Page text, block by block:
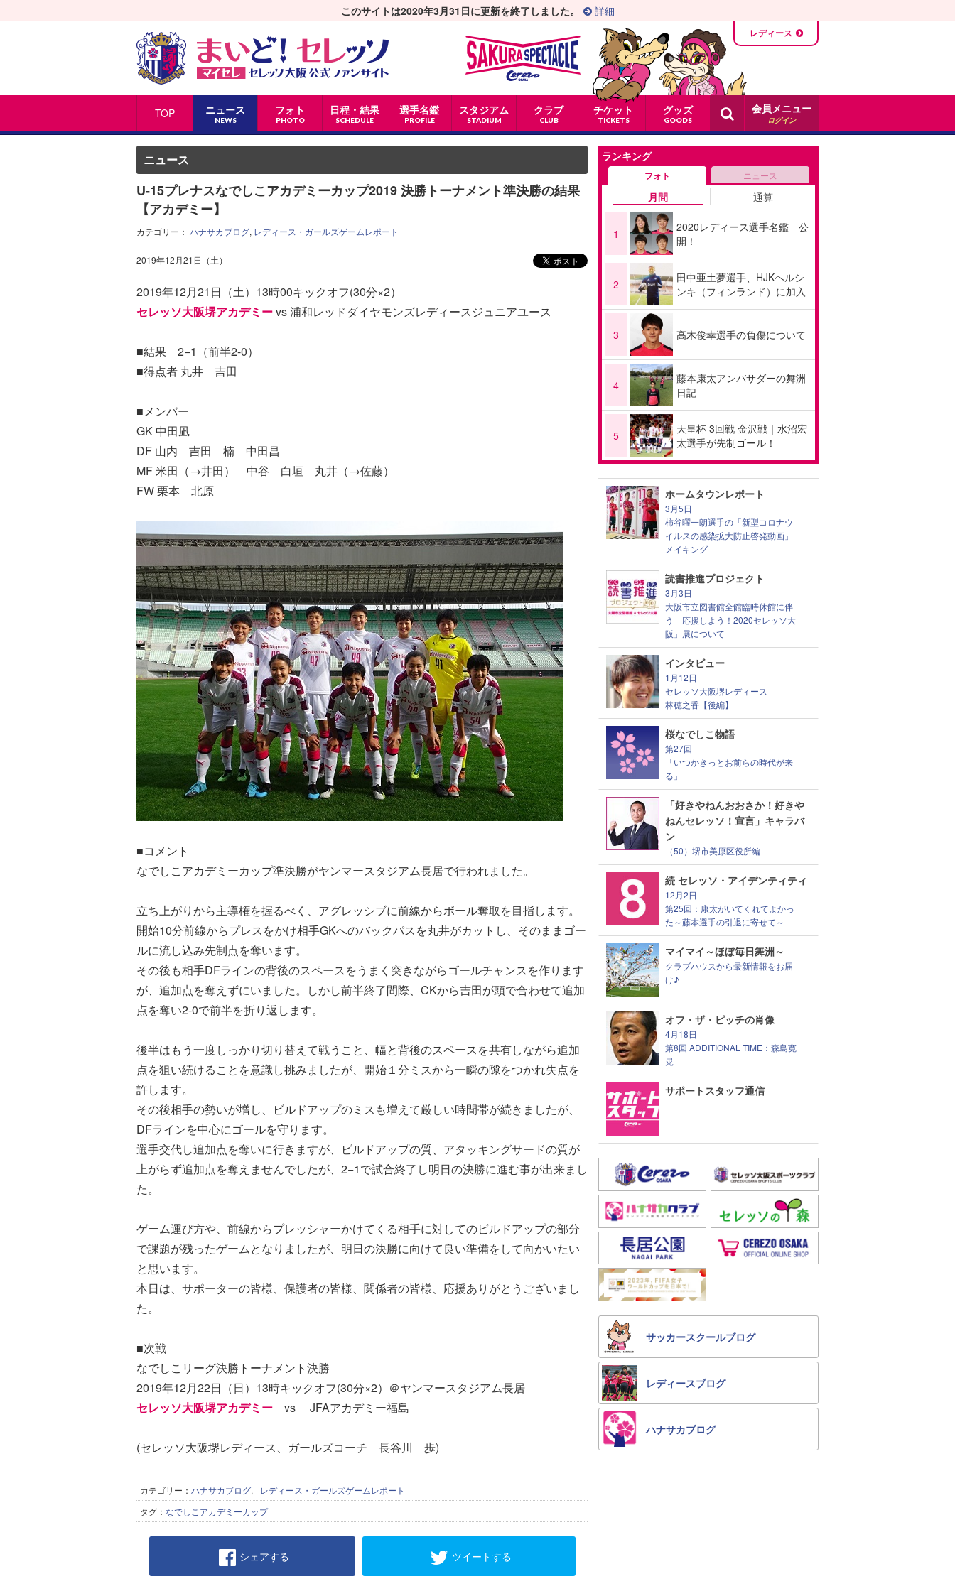
TOP ニュース
NEWS
フォト
PHOTO
日程・結果
SCHEDULE
選手名鑑
PROFILE
スタジアム
STADIUM
クラブ
CLUB
チケット
TICKETS
グッズ
GOODS
このサイトは2020年3月31日に更新を終了しました。 詳細
レディース
会員メニュー
ログイン
ニュース
U-15プレナスなでしこアカデミーカップ2019 決勝トーナメント準決勝の結果
【アカデミー】
カテゴリー： ハナサカブログ, レディース・ガールズゲームレポート
2019年12月21日（土）
2019年12月21日（土）13時00キックオフ(30分×2）
セレッソ大阪堺アカデミーvs 浦和レッドダイヤモンズレディースジュニアユース
■結果 2−1（前半2-0）
■得点者 丸井 吉田
■メンバー
GK 中田凪
DF 山内 吉田 楠 中田昌
MF 米田（→井田） 中谷 白垣 丸井（→佐藤）
FW 栗本 北原
■コメント
なでしこアカデミーカップ準決勝がヤンマースタジアム長居で行われました。
立ち上がりから主導権を握るべく、アグレッシブに前線からボール奪取を目指します。
開始10分前線からプレスをかけ相手GKへのバックパスを丸井がカットし、そのままゴー
ルに流し込み先制点を奪います。
その後も相手DFラインの背後のスペースをうまく突きながらゴールチャンスを作ります
が、追加点を奪えずにいました。しかし前半終了間際、CKから吉田が頭で合わせて追加
点を奪い2-0で前半を折り返します。
後半はもう一度しっかり切り替えて戦うこと、幅と背後のスペースを共有しながら追加
点を狙い続けることを意識し挑みましたが、開始１分ミスから一瞬の隙をつかれ失点を
許します。
その後相手の勢いが増し、ビルドアップのミスも増えて厳しい時間帯が続きましたが、
DFラインを中心にゴールを守ります。
選手交代し追加点を奪いに行きますが、ビルドアップの質、アタッキングサードの質が
上がらず追加点を奪えませんでしたが、2−1で試合終了し明日の決勝に進む事が出来まし
た。
ゲーム運び方や、前線からプレッシャーかけてくる相手に対してのビルドアップの部分
で課題が残ったゲームとなりましたが、明日の決勝に向けて良い準備をして向かいたい
と思います。
本日は、サポーターの皆様、保護者の皆様、関係者の皆様、応援ありがとうございまし
た。
■次戦
なでしこリーグ決勝トーナメント決勝
2019年12月22日（日）13時キックオフ(30分×2）＠ヤンマースタジアム長居
セレッソ大阪堺アカデミー vs JFAアカデミー福島
(セレッソ大阪堺レディース、ガールズコーチ 長谷川 歩)
カテゴリー： ハナサカブログ,
レディース・ガールズゲームレポート
タグ： なでしこアカデミーカップ
シェアする ツイートする
ランキング
フォト ニュース
月間 通算
1
2020レディース選手名鑑 公
開！
2
田中亜土夢選手、HJKヘルシ
ンキ（フィンランド）に加入
3 高木俊幸選手の負傷について
4
藤本康太アンバサダーの舞洲
日記
5
天皇杯 3回戦 金沢戦｜水沼宏
太選手が先制ゴール！
ホームタウンレポート
3月5日
柿谷曜一朗選手の「新型コロナウ
イルスの感染拡大防止啓発動画」
メイキング
読書推進プロジェクト
3月3日
大阪市立図書館全館臨時休館に伴
う「応援しよう！2020セレッソ大
阪」展について
インタビュー
1月12日
セレッソ大阪堺レディース
林穂之香【後編】
桜なでしこ物語
第27回
「いつかきっとお前らの時代が来
る」
「好きやねんおおさか！好きや
ねんセレッソ！宣言」キャラバ
ン
（50）堺市美原区役所編
続 セレッソ・アイデンティティ
12月2日
第25回：康太がいてくれてよかっ
た～藤本選手の引退に寄せて～
マイマイ～ほぼ毎日舞洲～
クラブハウスから最新情報をお届
け♪
オフ・ザ・ピッチの肖像
4月18日
第8回 ADDITIONAL TIME：森島寛
晃
サポートスタッフ通信
サッカースクールブログ
レディースブログ
ハナサカブログ